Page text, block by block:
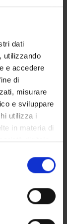
dati
utilizzando
e accedere
di
misurare
e sviluppare
utilizza i
in materia di
digitale
qualsiasi
facendo clic
in the
,pp. 9-24
repository
Culture e